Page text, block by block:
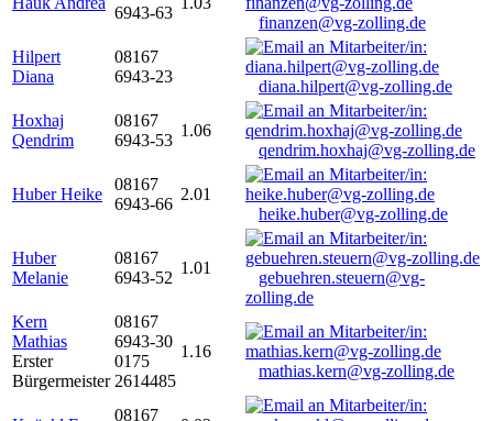
6943-63
finanzen@vg-zolling.de
Hilpert
Diana
08167
6943-23
diana.hilpert@vg-zolling.de
Hoxhaj
Qendrim
08167
6943-53
1.06
qendrim.hoxhaj@vg-zolling.de
Huber Heike
08167
6943-66
2.01
heike.huber@vg-zolling.de
Huber
Melanie
08167
6943-52
1.01
gebuehren.steuern@vg-
zolling.de
Kern
Mathias
Erster
Bürgermeister
08167
6943-30
0175
2614485
1.16
mathias.kern@vg-zolling.de
08167